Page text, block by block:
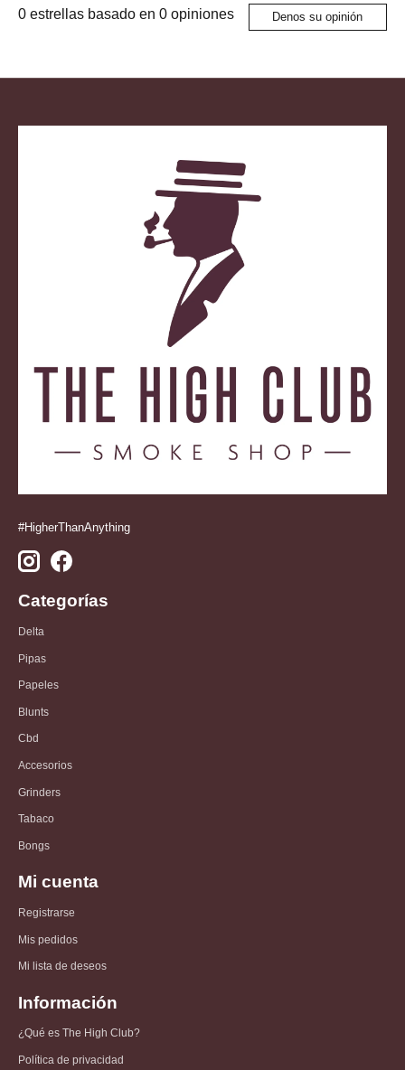
0 estrellas basado en 0 opiniones Denos su opinión
#HigherThanAnything
Categorías
Delta
Pipas
Papeles
Blunts
Cbd
Accesorios
Grinders
Tabaco
Bongs
Mi cuenta
Registrarse
Mis pedidos
Mi lista de deseos
Información
¿Qué es The High Club?
Política de privacidad